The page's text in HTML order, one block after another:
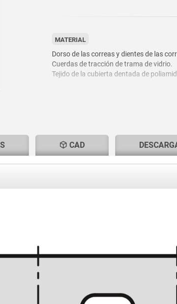
MATERIAL
Dorso de las correas y dientes de las
Cuerdas de tracción de trama de vidrio.
Tejido de la cubierta dentada de
CAD